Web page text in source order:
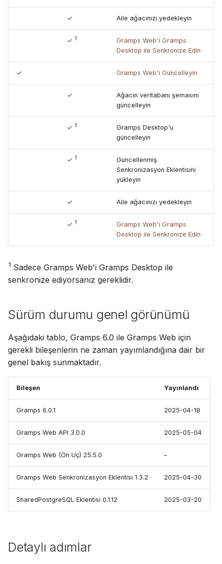
✓ Aile ağacınızı yedekleyin
✓ 1
Gramps Web'i Gramps
Desktop ile Senkronize Edin
✓ Gramps Web'i Güncelleyin
✓
Ağacın veritabanı şemasını
güncelleyin
✓ 1
Gramps Desktop'u
güncelleyin
✓ 1
Güncellenmiş
Senkronizasyon Eklentisini
yükleyin
✓ Aile ağacınızı yedekleyin
✓ 1
Gramps Web'i Gramps
Desktop ile Senkronize Edin
1 Sadece Gramps Web'i Gramps Desktop ile
senkronize ediyorsanız gereklidir.
Sürüm durumu genel görünümü
Aşağıdaki tablo, Gramps 6.0 ile Gramps Web için
gerekli bileşenlerin ne zaman yayımlandığına dair bir
genel bakış sunmaktadır.
Bileşen Yayınlandı
Gramps 6.0.1 2025-04-18
Gramps Web API 3.0.0 2025-05-04
Gramps Web (Ön Uç) 25.5.0 –
Gramps Web Senkronizasyon Eklentisi 1.3.2 2025-04-30
SharedPostgreSQL Eklentisi 0.1.12 2025-03-20
Detaylı adımlar